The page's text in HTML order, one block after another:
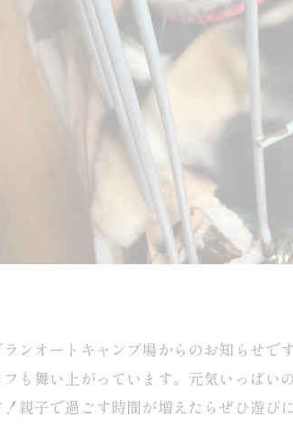
ンオートキャンプ場からのお知らせ
も舞い上がっています。元気いっぱ
親子で過ごす時間が増えたらぜひ遊び